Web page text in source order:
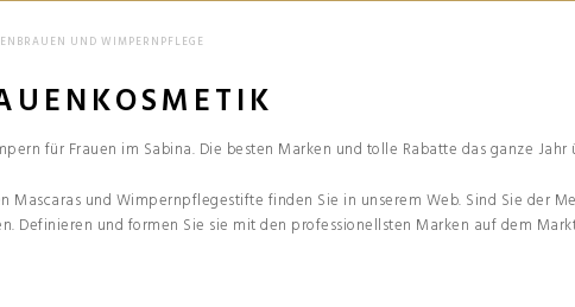
UND WIMPERNPFLEGE
für Frauen im Sabina. Die besten Marken und tolle Rabatte das ganze Jahr
Mascaras und Wimpernpflegestifte finden Sie in unserem Web. Sind Sie der
Definieren und formen Sie sie mit den professionellsten Marken auf dem